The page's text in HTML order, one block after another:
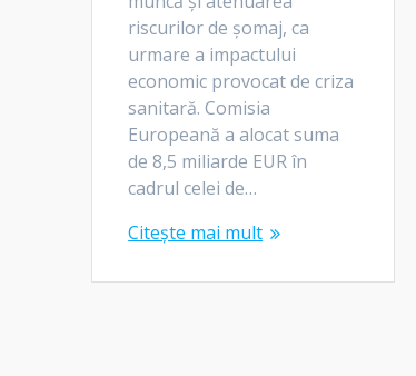
riscurilor de şomaj, ca
urmare a impactului
economic provocat de criza
sanitară. Comisia
Europeană a alocat suma
de 8,5 miliarde EUR în
cadrul celei de…
Citește mai mult